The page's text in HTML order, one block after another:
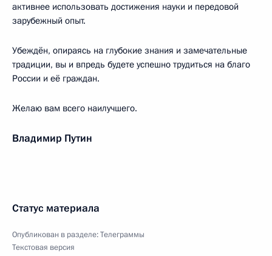
активнее использовать достижения науки и передовой
зарубежный опыт.
Убеждён, опираясь на глубокие знания и замечательные
традиции, вы и впредь будете успешно трудиться на благо
России и её граждан.
Желаю вам всего наилучшего.
Владимир Путин
Статус материала
Опубликован в разделе:Телеграммы
Текстовая версия